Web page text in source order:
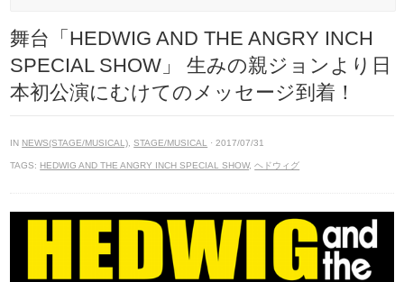
舞台「HEDWIG AND THE ANGRY INCH
SPECIAL SHOW」 生みの親ジョンより日
本初公演にむけてのメッセージ到着！
IN NEWS(STAGE/MUSICAL) ,STAGE/MUSICAL · 2017/07/31
TAGS: HEDWIG AND THE ANGRY INCH SPECIAL SHOW,ヘドウィグ